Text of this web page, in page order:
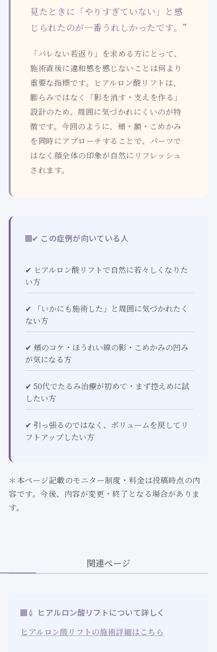
見たときに「やりすぎていない」と感
じられたのが一番うれしかったです。 ”
「バレない若返り」を求める方にとって、
施術直後に違和感を感じないことは何より
重要な指標です。ヒアルロン酸リフトは、
膨らみではなく「影を消す・支えを作る」
設計のため、周囲に気づかれにくいのが特
徴です。今回のように、頬・額・こめかみ
を同時にアプローチすることで、パーツで
はなく顔全体の印象が自然にリフレッシュ
されます。
✔ この症例が向いている人
✔ ヒアルロン酸リフトで自然に若々しくなりた
い方
✔ 「いかにも施術した」と周囲に気づかれたく
ない方
✔ 頬のコケ・ほうれい線の影・こめかみの凹み
が気になる方
✔ 50代でたるみ治療が初めて・まず控えめに試
したい方
✔ 引っ張るのではなく、ボリュームを戻してリ
フトアップしたい方
＊本ページ記載のモニター制度・料金は投稿時点の内
容です。今後、内容が変更・終了となる場合がありま
す。
関連ページ
💉 ヒアルロン酸リフトについて詳しく
ヒアルロン酸リフトの施術詳細はこちら